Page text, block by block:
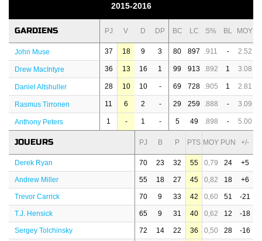
2015-2016
GARDIENS PJ V D DP BC LC S% BL MOY
John Muse 37 18 9 3 80 897 .911 - 2.52
Drew MacIntyre 36 13 16 1 99 913 .892 1 3.08
Daniel Altshuller 28 10 10 - 69 728 .905 1 2.81
Rasmus Tirronen 11 6 2 - 29 259 .888 - 3.09
Anthony Peters 1 - 1 - 5 49 .898 - 5.00
JOUEURS PJ B P PTS MOY PUN +/-
Derek Ryan 70 23 32 55 0,79 24 +5
Andrew Miller 55 18 27 45 0,82 18 +6
Trevor Carrick 70 9 33 42 0,60 51 -21
T.J. Hensick 65 9 31 40 0,62 12 -18
Sergey Tolchinsky 72 14 22 36 0,50 28 -16